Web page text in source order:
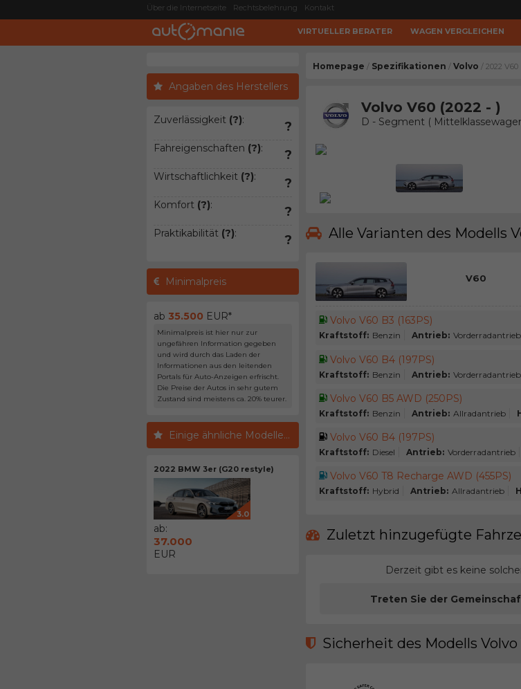
Über die Internetseite Rechtsbelehrung Kontakt
VIRTUELLER BERATER WAGEN VERGLEICHEN
Angaben des Herstellers
Zuverlässigkeit (?): ?
Fahreigenschaften (?): ?
Wirtschaftlichkeit (?): ?
Komfort (?): ?
Praktikabilität (?): ?
Minimalpreis
ab 35.500 EUR*
Minimalpreis ist hier nur zur
ungefähren Information gegeben
und wird durch das Laden der
Informationen aus den leitenden
Portals für Auto-Anzeigen erfrischt.
Die Preise der Autos in sehr gutem
Zustand sind meistens ca. 20% teurer.
Einige ähnliche Modelle...
2022 BMW 3er (G20 restyle)
3.0
ab:
37.000
EUR
Homepage / Spezifikationen / Volvo / 2022 V60
Volvo V60 (2022 - )
D - Segment (
Alle Varianten des Modells
V60
Volvo V60 B3 (163PS)
Kraftstoff: Benzin Antrieb: Vorderradantrieb
Volvo V60 B4 (197PS)
Kraftstoff: Benzin Antrieb: Vorderradantrieb
Volvo V60 B5 AWD (250PS)
Kraftstoff: Benzin Antrieb: Allradantrieb
Volvo V60 B4 (197PS)
Kraftstoff: Diesel Antrieb: Vorderradantrieb
Volvo V60 T8 Recharge AWD (455PS)
Kraftstoff: Hybrid Antrieb: Allradantrieb
Zuletzt hinzugefügte
Derzeit gibt es keine
Treten Sie der
Sicherheit des Modells Volvo